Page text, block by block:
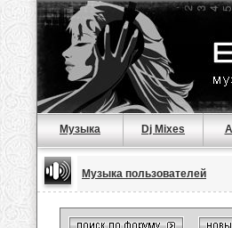
Музыка Dj Mixes
Музыка пользователей